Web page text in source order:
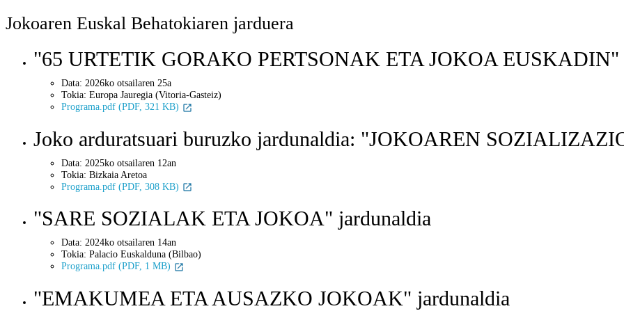
Jokoaren Euskal Behatokiaren jarduera
"65 URTETIK GORAKO PERTSONAK ETA JOKOA EUSKADIN"
Data: 2026ko otsailaren 25a
Tokia: Europa Jauregia (Vitoria-Gasteiz)
Programa.pdf (PDF, 321 KB)
Joko arduratsuari buruzko jardunaldia: "JOKOAREN
Data: 2025ko otsailaren 12an
Tokia: Bizkaia Aretoa
Programa.pdf (PDF, 308 KB)
"SARE SOZIALAK ETA JOKOA" jardunaldia
Data: 2024ko otsailaren 14an
Tokia: Palacio Euskalduna (Bilbao)
Programa.pdf (PDF, 1 MB)
"EMAKUMEA ETA AUSAZKO JOKOAK" jardunaldia